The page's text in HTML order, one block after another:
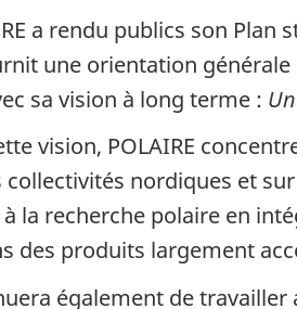
a rendu publics son
une orientation générale
sa vision à long terme :
vision, POLAIRE
collectivités nordiques et
la recherche polaire en
des produits largement
également de